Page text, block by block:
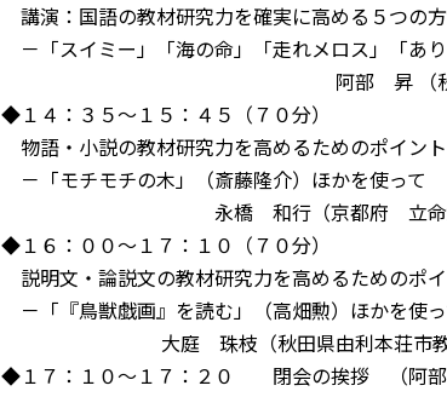
講演：国語の教材研究力を確実に高める５つの
－「スイミー」「海の命」「走れメロス」「あ
阿部 昇 （秋田大
◆１４：３５～１５：４５（７０分）
物語・小説の教材研究力を高めるためのポイント
－「モチモチの木」（斎藤隆介）ほかを使って
永橋 和行（京都府 立命館小
◆１６：００～１７：１０（７０分）
説明文・論説文の教材研究力を高めるためのポ
－「『鳥獣戯画』を読む」（高畑勲）ほかを使
大庭 珠枝（秋田県由利本荘市教育
◆１７：１０～１７：２０ 閉会の挨拶 （阿